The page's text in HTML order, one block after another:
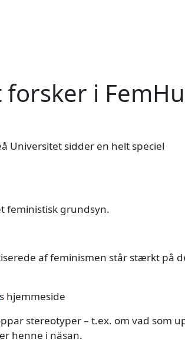
i
Universitet sidder en helt speciel
feministisk grundsyn.
af feminismen står stærkt på
s hjemmeside
stereotyper – t.ex. om vad som
henne i näsan.